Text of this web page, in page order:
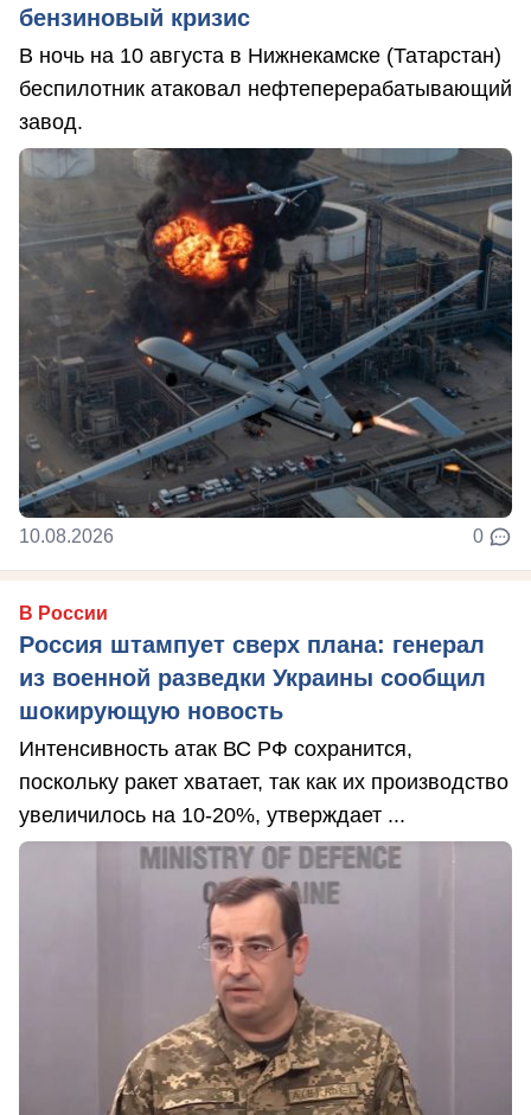
бензиновый кризис
В ночь на 10 августа в Нижнекамске (Татарстан)
беспилотник атаковал нефтеперерабатывающий
завод.
10.08.2026 0
В России
Россия штампует сверх плана: генерал
из военной разведки Украины сообщил
шокирующую новость
Интенсивность атак ВС РФ сохранится,
поскольку ракет хватает, так как их производство
увеличилось на 10-20%, утверждает ...